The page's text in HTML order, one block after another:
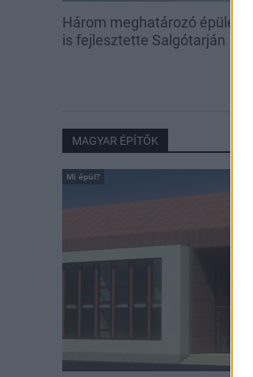
Három meghatározó épületét
is fejlesztette Salgótarján
MAGYAR ÉPÍTŐK
Mi épül?